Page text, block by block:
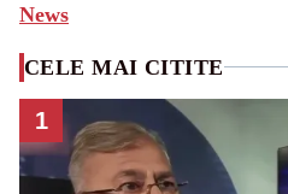
News
CELE MAI CITITE
1